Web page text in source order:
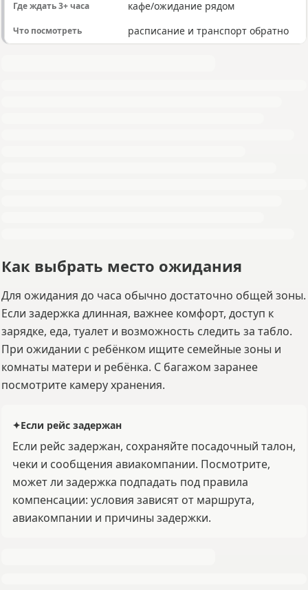
кафе/ожидание рядом
расписание и транспорт обратно
Как выбрать место ожидания
Для ожидания до часа обычно достаточно общей зоны.
Если задержка длинная, важнее комфорт, доступ к
зарядке, еда, туалет и возможность следить за табло.
При ожидании с ребёнком ищите семейные зоны и
комнаты матери и ребёнка. С багажом заранее
посмотрите камеру хранения.
✦Если рейс задержан
Если рейс задержан, сохраняйте посадочный талон,
чеки и сообщения авиакомпании. Посмотрите,
может ли задержка подпадать под правила
компенсации: условия зависят от маршрута,
авиакомпании и причины задержки.